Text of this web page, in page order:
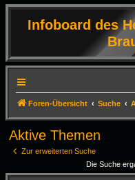
Infoboard des
Foren-Übersicht Suche
Aktive Themen
Zur erweiterten Suche
Die Suche